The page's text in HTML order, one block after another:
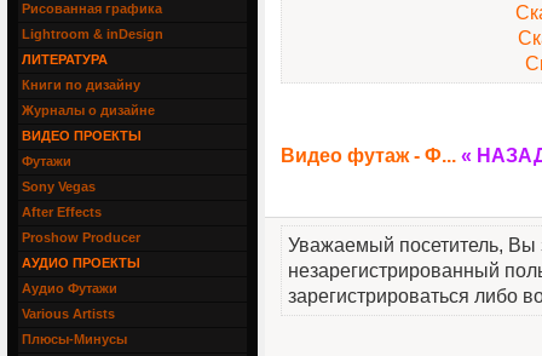
Видео футаж - Ф... «
Уважаемый посетитель, Вы
незарегистрированный
зарегистрироваться либо
Рисованная графика
Lightroom & inDesign
ЛИТЕРАТУРА
Книги по дизайну
Журналы о дизайне
ВИДЕО ПРОЕКТЫ
Футажи
Sony Vegas
After Effects
Proshow Producer
АУДИО ПРОЕКТЫ
Аудио Футажи
Various Artists
Плюсы-Минусы